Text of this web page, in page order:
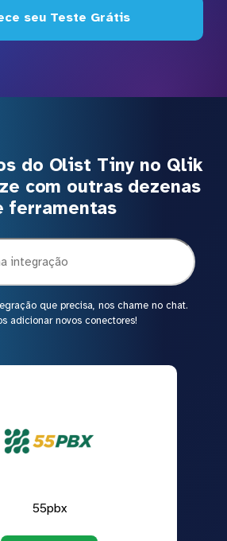
seu Teste Grátis
do Olist Tiny no Qlik
com outras dezenas
ferramentas
que precisa, nos chame no chat.
adicionar novos conectores!
55pbx